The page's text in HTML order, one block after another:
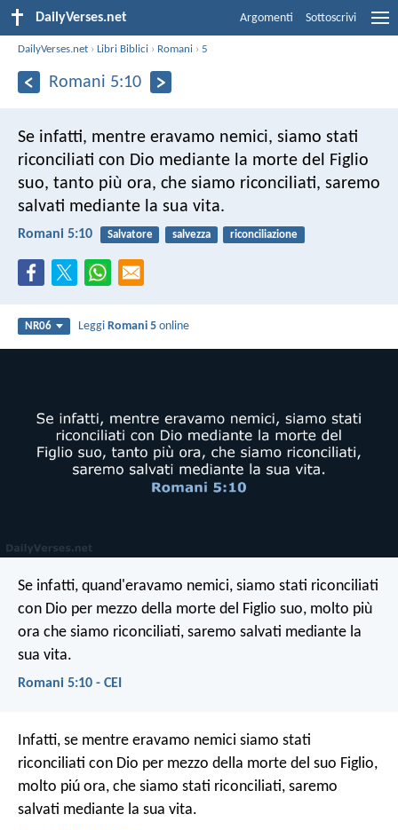
DailyVerses.net Argomenti Sottoscrivi
DailyVerses.net ›Libri Biblici › Romani ›5
Romani 5:10
Se infatti, mentre eravamo nemici, siamo stati
riconciliati con Dio mediante la morte del Figlio
suo, tanto più ora, che siamo riconciliati, saremo
salvati mediante la sua vita.
Romani 5:10 Salvatore salvezza riconciliazione
NR06 LeggiRomani 5 online
Se infatti, quand'eravamo nemici, siamo stati riconciliati
con Dio per mezzo della morte del Figlio suo, molto più
ora che siamo riconciliati, saremo salvati mediante la
sua vita.
Romani 5:10 - CEI
Infatti, se mentre eravamo nemici siamo stati
riconciliati con Dio per mezzo della morte del suo Figlio,
molto piú ora, che siamo stati riconciliati, saremo
salvati mediante la sua vita.